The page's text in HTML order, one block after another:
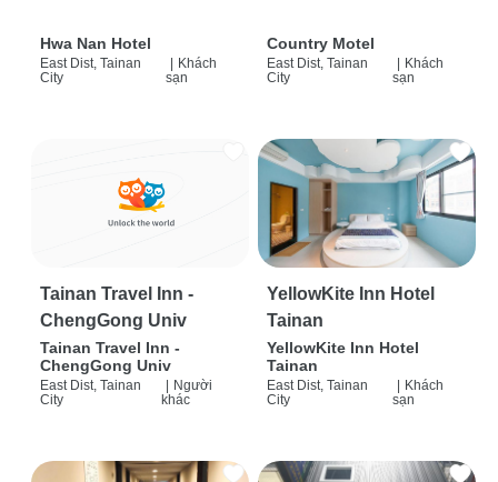
Hwa Nan Hotel
East Dist, Tainan
City
| Khách
sạn
Country Motel
East Dist, Tainan
City
| Khách
sạn
Tainan Travel Inn -
ChengGong Univ
Tainan Travel Inn -
ChengGong Univ
East Dist, Tainan
City
| Người
khác
YellowKite Inn Hotel
Tainan
YellowKite Inn Hotel
Tainan
East Dist, Tainan
City
| Khách
sạn